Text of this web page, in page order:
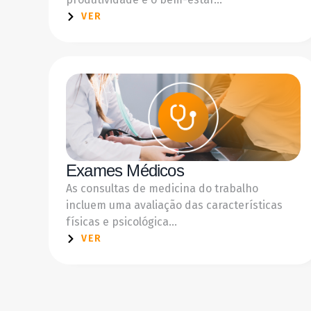
VER
Exames Médicos
As consultas de medicina do trabalho
incluem uma avaliação das características
físicas e psicológica...
VER